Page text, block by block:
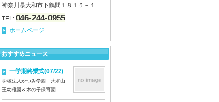
神奈川県大和市下鶴間１８１６－１
TEL: 046-244-0955
ホームページ
一学期終業式(07/22)
学校法人かつみ学園 大和山
王幼稚園＆木の子保育園